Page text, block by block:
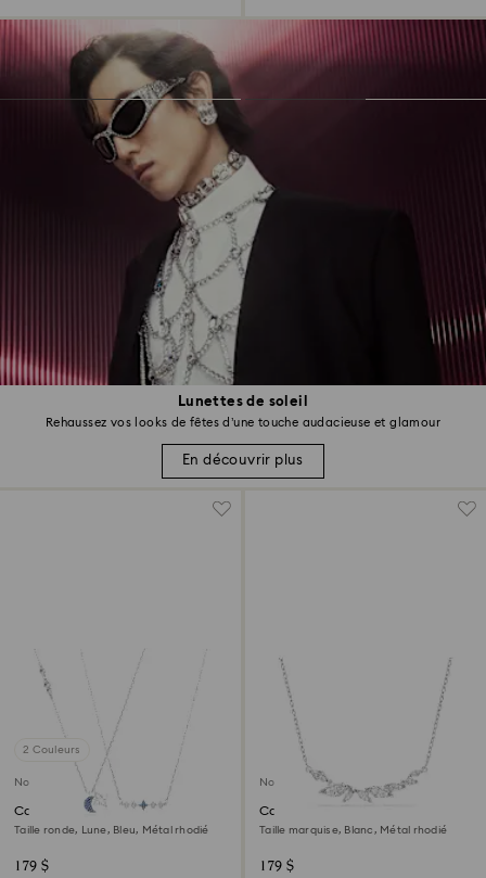
Lunettes de soleil
Rehaussez vos looks de fêtes d’une touche audacieuse et glamour
En découvrir plus
2 Couleurs
Nouveau
Collier Symbolica
Taille ronde, Lune, Bleu, Métal rhodié
179 $
Nouveau
Collier Mesmera
Taille marquise, Blanc, Métal rhodié
179 $